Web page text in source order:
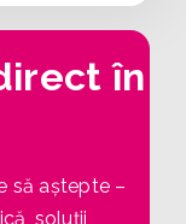
în
să aștepte –
soluții